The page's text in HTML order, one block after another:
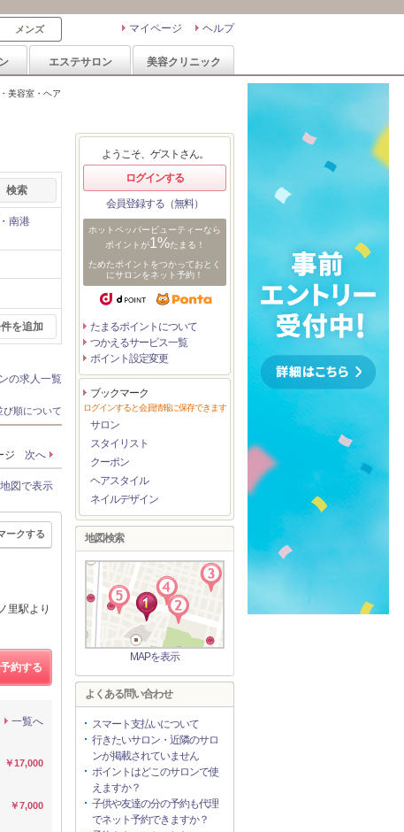
ヘルプ
マイページ
メンズ
エステサロン 美容クリニック
美容室・ヘア
南港
を追加
の求人一覧
び順について
ジ 次へ
地図で表示
ークする
里駅より
約する
一覧へ
￥17,000
￥7,000
ようこそ、ゲストさん。
ログインする
会員登録する（無料）
ホットペッパービューティーなら
ポイントが1%たまる！
ためたポイントをつかっておとく
にサロンをネット予約！
たまるポイントについて
つかえるサービス一覧
ポイント設定変更
ブックマーク
ログインすると会員情報に保存できます
サロン
スタイリスト
クーポン
ヘアスタイル
ネイルデザイン
地図検索
MAPを表示
よくある問い合わせ
スマート支払いについて
行きたいサロン・近隣のサロ
ンが掲載されていません
ポイントはどこのサロンで使
えますか？
子供や友達の分の予約も代理
でネット予約できますか？